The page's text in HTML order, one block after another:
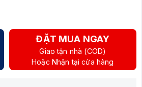
ĐẶT MUA NGAY
Giao tận nhà (COD)
Hoặc Nhận tại cửa hàng